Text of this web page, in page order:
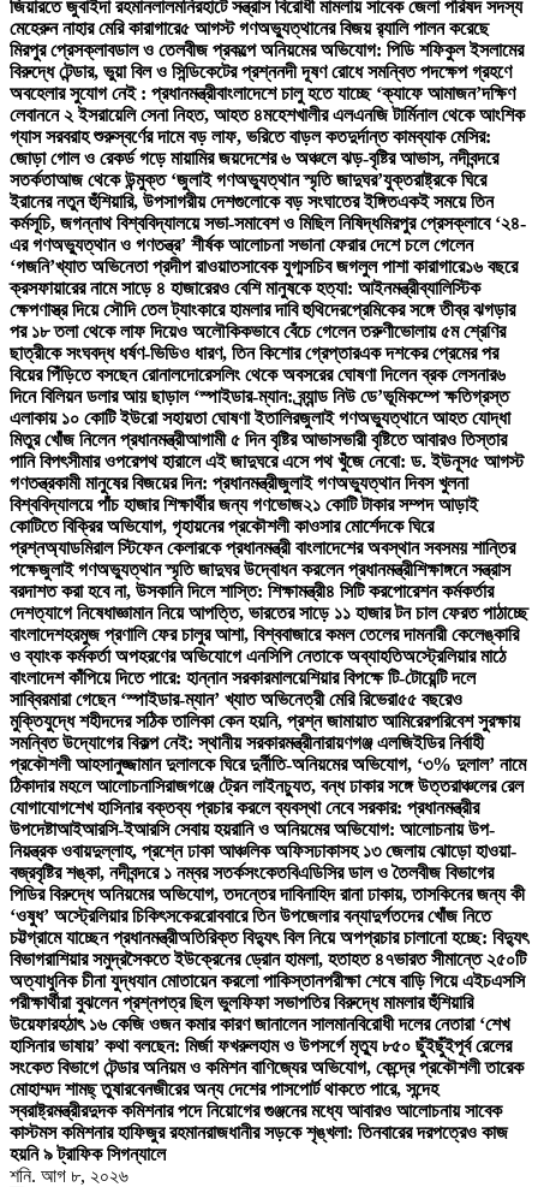
জিয়ারতে জুবাইদা রহমানলালমনিরহাটে সন্ত্রাস বিরোধী মামলায় সাবেক জেলা পরিষদ সদস্য
মেহেরুন নাহার মেরি কারাগারে৫ আগস্ট গণঅভ্যুত্থানের বিজয় র‍্যালি পালন করেছে
মিরপুর প্রেসক্লাবডাল ও তেলবীজ প্রকল্পে অনিয়মের অভিযোগ: পিডি শফিকুল ইসলামের
বিরুদ্ধে টেন্ডার, ভুয়া বিল ও সিন্ডিকেটের প্রশ্ননদী দূষণ রোধে সমন্বিত পদক্ষেপ গ্রহণে
অবহেলার সুযোগ নেই : প্রধানমন্ত্রীবাংলাদেশে চালু হতে যাচ্ছে ‘ক্যাফে আমাজন’দক্ষিণ
লেবাননে ২ ইসরায়েলি সেনা নিহত, আহত ৪মহেশখালীর এলএনজি টার্মিনাল থেকে আংশিক
গ্যাস সরবরাহ শুরুস্বর্ণের দামে বড় লাফ, ভরিতে বাড়ল কতদুর্দান্ত কামব্যাক মেসির:
জোড়া গোল ও রেকর্ড গড়ে মায়ামির জয়দেশের ৬ অঞ্চলে ঝড়-বৃষ্টির আভাস, নদীবন্দরে
সতর্কতাআজ থেকে উন্মুক্ত ‘জুলাই গণঅভ্যুত্থান স্মৃতি জাদুঘর’যুক্তরাষ্ট্রকে ঘিরে
ইরানের নতুন হুঁশিয়ারি, উপসাগরীয় দেশগুলোকে বড় সংঘাতের ইঙ্গিতএকই সময়ে তিন
কর্মসূচি, জগন্নাথ বিশ্ববিদ্যালয়ে সভা-সমাবেশ ও মিছিল নিষিদ্ধমিরপুর প্রেসক্লাবে ‘২৪-
এর গণঅভ্যুত্থান ও গণতন্ত্র’ শীর্ষক আলোচনা সভানা ফেরার দেশে চলে গেলেন
‘গজনি’খ্যাত অভিনেতা প্রদীপ রাওয়াতসাবেক যুগ্মসচিব জগলুল পাশা কারাগারে১৬ বছরে
ক্রসফায়ারের নামে সাড়ে ৪ হাজারেরও বেশি মানুষকে হত্যা: আইনমন্ত্রীব্যালিস্টিক
ক্ষেপণাস্ত্র দিয়ে সৌদি তেল ট্যাংকারে হামলার দাবি হুথিদেরপ্রেমিকের সঙ্গে তীব্র ঝগড়ার
পর ১৮ তলা থেকে লাফ দিয়েও অলৌকিকভাবে বেঁচে গেলেন তরুণীভোলায় ৫ম শ্রেণির
ছাত্রীকে সংঘবদ্ধ ধর্ষণ-ভিডিও ধারণ, তিন কিশোর গ্রেপ্তারএক দশকের প্রেমের পর
বিয়ের পিঁড়িতে বসছেন রোনালদোরেসলিং থেকে অবসরের ঘোষণা দিলেন ব্রক লেসনার৬
দিনে বিলিয়ন ডলার আয় ছাড়াল ‘স্পাইডার-ম্যান: ব্র্যান্ড নিউ ডে’ভূমিকম্পে ক্ষতিগ্রস্ত
এলাকায় ১০ কোটি ইউরো সহায়তা ঘোষণা ইতালিরজুলাই গণঅভ্যুত্থানে আহত যোদ্ধা
মিতুর খোঁজ নিলেন প্রধানমন্ত্রীআগামী ৫ দিন বৃষ্টির আভাসভারী বৃষ্টিতে আবারও তিস্তার
পানি বিপৎসীমার ওপরেপথ হারালে এই জাদুঘরে এসে পথ খুঁজে নেবো: ড. ইউনূস৫ আগস্ট
গণতন্ত্রকামী মানুষের বিজয়ের দিন: প্রধানমন্ত্রীজুলাই গণঅভ্যুত্থান দিবস খুলনা
বিশ্ববিদ্যালয়ে পাঁচ হাজার শিক্ষার্থীর জন্য গণভোজ২১ কোটি টাকার সম্পদ আড়াই
কোটিতে বিক্রির অভিযোগ, গৃহায়নের প্রকৌশলী কাওসার মোর্শেদকে ঘিরে
প্রশ্নঅ্যাডমিরাল স্টিফেন কেলারকে প্রধানমন্ত্রী বাংলাদেশের অবস্থান সবসময় শান্তির
পক্ষেজুলাই গণঅভ্যুত্থান স্মৃতি জাদুঘর উদ্বোধন করলেন প্রধানমন্ত্রীশিক্ষাঙ্গনে সন্ত্রাস
বরদাশত করা হবে না, উসকানি দিলে শাস্তি: শিক্ষামন্ত্রী৪ সিটি করপোরেশন কর্মকর্তার
দেশত্যাগে নিষেধাজ্ঞামান নিয়ে আপত্তি, ভারতের সাড়ে ১১ হাজার টন চাল ফেরত পাঠাচ্ছে
বাংলাদেশহরমুজ প্রণালি ফের চালুর আশা, বিশ্ববাজারে কমল তেলের দামনারী কেলেঙ্কারি
ও ব্যাংক কর্মকর্তা অপহরণের অভিযোগে এনসিপি নেতাকে অব্যাহতিঅস্ট্রেলিয়ার মাঠে
বাংলাদেশ কাঁপিয়ে দিতে পারে: হান্নান সরকারমালয়েশিয়ার বিপক্ষে টি-টোয়েন্টি দলে
সাব্বিরমারা গেছেন ‘স্পাইডার-ম্যান’ খ্যাত অভিনেত্রী মেরি রিভেরা৫৫ বছরেও
মুক্তিযুদ্ধে শহীদদের সঠিক তালিকা কেন হয়নি, প্রশ্ন জামায়াত আমিরেরপরিবেশ সুরক্ষায়
সমন্বিত উদ্যোগের বিকল্প নেই: স্থানীয় সরকারমন্ত্রীনারায়ণগঞ্জ এলজিইডির নির্বাহী
প্রকৌশলী আহসানুজ্জামান দুলালকে ঘিরে দুর্নীতি-অনিয়মের অভিযোগ, ‘৩% দুলাল’ নামে
ঠিকাদার মহলে আলোচনাসিরাজগঞ্জে ট্রেন লাইনচ্যুত, বন্ধ ঢাকার সঙ্গে উত্তরাঞ্চলের রেল
যোগাযোগশেখ হাসিনার বক্তব্য প্রচার করলে ব্যবস্থা নেবে সরকার: প্রধানমন্ত্রীর
উপদেষ্টাআইআরসি-ইআরসি সেবায় হয়রানি ও অনিয়মের অভিযোগ: আলোচনায় উপ-
নিয়ন্ত্রক ওবায়দুল্লাহ, প্রশ্নে ঢাকা আঞ্চলিক অফিসঢাকাসহ ১৩ জেলায় ঝোড়ো হাওয়া-
বজ্রবৃষ্টির শঙ্কা, নদীবন্দরে ১ নম্বর সতর্কসংকেতবিএডিসির ডাল ও তৈলবীজ বিভাগের
পিডির বিরুদ্ধে অনিয়মের অভিযোগ, তদন্তের দাবিনাহিদ রানা ঢাকায়, তাসকিনের জন্য কী
‘ওষুধ’ অস্ট্রেলিয়ার চিকিৎসকেররোববারে তিন উপজেলার বন্যাদুর্গতদের খোঁজ নিতে
চট্টগ্রামে যাচ্ছেন প্রধানমন্ত্রীঅতিরিক্ত বিদ্যুৎ বিল নিয়ে অপপ্রচার চালানো হচ্ছে: বিদ্যুৎ
বিভাগরাশিয়ার সমুদ্রসৈকতে ইউক্রেনের ড্রোন হামলা, হতাহত ৪৭ভারত সীমান্তে ২৫০টি
অত্যাধুনিক চীনা যুদ্ধযান মোতায়েন করলো পাকিস্তানপরীক্ষা শেষে বাড়ি গিয়ে এইচএসসি
পরীক্ষার্থীরা বুঝলেন প্রশ্নপত্র ছিল ভুলফিফা সভাপতির বিরুদ্ধে মামলার হুঁশিয়ারি
উয়েফারহঠাৎ ১৬ কেজি ওজন কমার কারণ জানালেন সালমানবিরোধী দলের নেতারা ‘শেখ
হাসিনার ভাষায়’ কথা বলছেন: মির্জা ফখরুলহাম ও উপসর্গে মৃত্যু ৮৫০ ছুঁইছুঁইপূর্ব রেলের
সংকেত বিভাগে টেন্ডার অনিয়ম ও কমিশন বাণিজ্যের অভিযোগ, কেন্দ্রে প্রকৌশলী তারেক
মোহাম্মদ শামছ্ তুষারবেনজীরের অন্য দেশের পাসপোর্ট থাকতে পারে, সন্দেহ
স্বরাষ্ট্রমন্ত্রীরদুদক কমিশনার পদে নিয়োগের গুঞ্জনের মধ্যে আবারও আলোচনায় সাবেক
কাস্টমস কমিশনার হাফিজুর রহমানরাজধানীর সড়কে শৃঙ্খলা: তিনবারের দরপত্রেও কাজ
হয়নি ৯ ট্রাফিক সিগন্যালে
শনি. আগ ৮, ২০২৬